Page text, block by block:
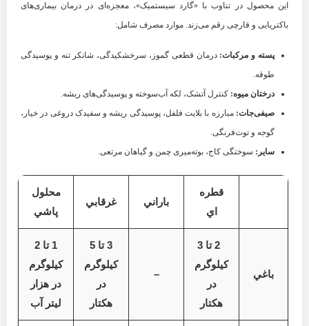
این محصول در تناوب با «گارد سیستمیک»، معجزه‌ای در درمان بیماری‌های
باکتریایی و قارچی رقم می‌زند. موارد مصرف شامل:
پسته و مرکبات: درمان قطعی گموز، سرخشکیدگی، شانکر تنه و پوسیدگی
طوقه.
درختان میوه: کنترل آتشک، لکه آب‌سوخته و پوسیدگی‌های ریشه.
صیفی‌جات: مبارزه با بلايت فلفل، پوسیدگی ریشه و سفیدک دروغی در خیار،
گوجه و توت‌فرنگی.
سایر: سوختگی کاج، بوته‌میری چمن و گیاهان مرتعی.
قطره
اي
باراني غرقابي
محلول
پاشي
باغي
2 تا 3
کيلوگرم
در
هکتار
–
3 تا 5
کيلوگرم
در
هکتار
1 تا 2
کيلوگرم
در هزار
ليتر آب